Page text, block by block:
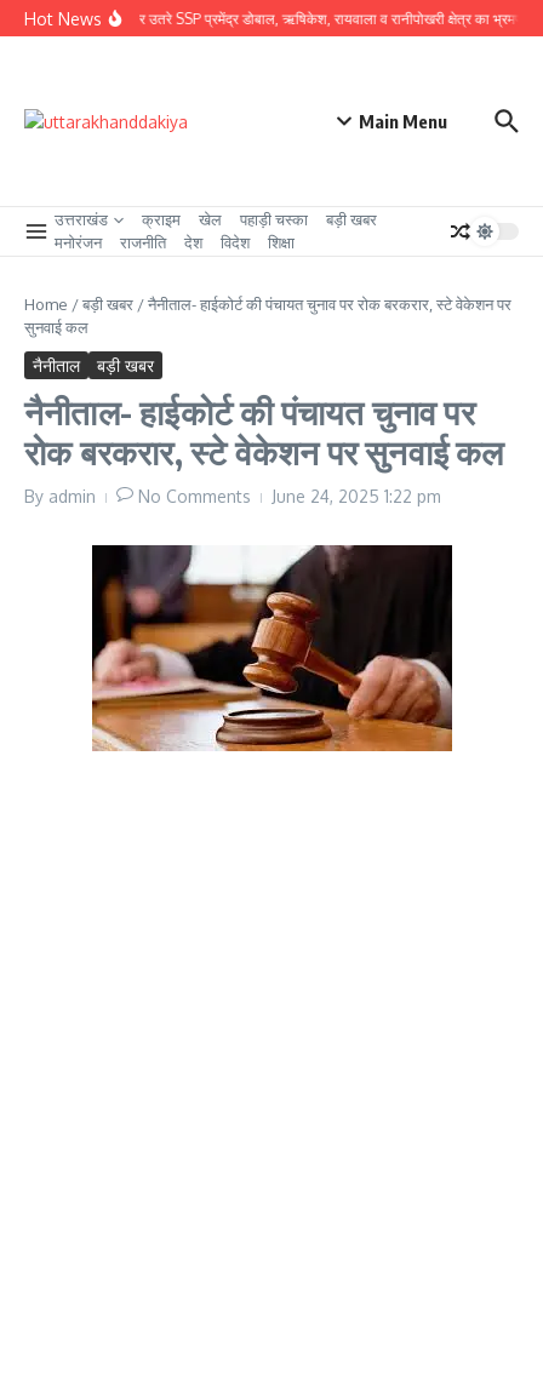
Skip to content
Hot News
ग्राउंड जीरो पर उतरे SSP प्रमेंद्र डोबाल, ऋषिकेश, रायवाला व रानीपोखरी क्षेत्र का भ्रमण कर
Main Menu
उत्तराखंड क्राइम खेल पहाड़ी चस्का
बड़ी खबर
मनोरंजन
राजनीति देश विदेश शिक्षा
Home /बड़ी खबर /नैनीताल- हाईकोर्ट की पंचायत चुनाव पर रोक बरकरार, स्टे वेकेशन पर
सुनवाई कल
नैनीताल बड़ी खबर
नैनीताल- हाईकोर्ट की पंचायत चुनाव पर
रोक बरकरार, स्टे वेकेशन पर सुनवाई कल
By admin No Comments June 24, 2025 1:22 pm